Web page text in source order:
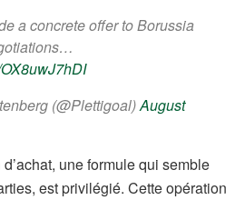
a concrete offer to Borussia
(@Plettigoal)August
une formule qui semble
est privilégié. Cette opération